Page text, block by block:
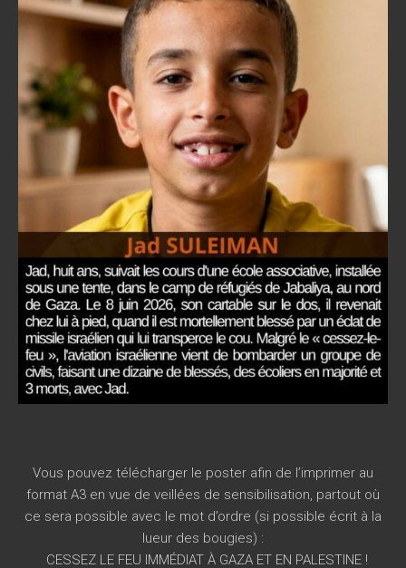
Vous pouvez télécharger le poster afin de l’imprimer au
format A3 en vue de veillées de sensibilisation, partout où
ce sera possible avec le mot d’ordre (si possible écrit à la
lueur des bougies) :
CESSEZ LE FEU IMMÉDIAT À GAZA ET EN PALESTINE !